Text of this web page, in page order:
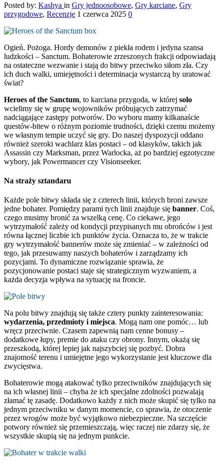
Posted by: Kashya in Gry jednoosobowe, Gry karciane, Gry
przygodowe, Recenzje 1 czerwca 2025 0
Ogień. Pożoga. Hordy demonów z piekła rodem i jedyna szansa
ludzkości – Sanctum. Bohaterowie zrzeszonych frakcji odpowiadają
na ostateczne wezwanie i stają do bitwy przeciwko siłom zła. Czy
ich duch walki, umiejętności i determinacja wystarczą by uratować
świat?
Heroes of the Sanctum, to karciana przygoda, w której solo
wcielimy się w grupę wojowników próbujących zatrzymać
nadciągające zastępy potworów. Do wyboru mamy kilkanaście
questów-bitew o różnym poziomie trudności, dzięki czemu możemy
we własnym tempie uczyć się gry. Do naszej dyspozycji oddano
również szeroki wachlarz klas postaci – od klasyków, takich jak
Assassin czy Marksman, przez Warlocka, aż po bardziej egzotyczne
wybory, jak Powermancer czy Visionseeker.
Na straży sztandaru
Każde pole bitwy składa się z czterech linii, których broni zawsze
jedne bohater. Pomiędzy parami tych linii znajduje się banner. Coś,
czego musimy bronić za wszelką cenę. Co ciekawe, jego
wytrzymałość zależy od kondycji przypisanych mu obrońców i jest
równa łącznej liczbie ich punktów życia. Oznacza to, że w trakcie
gry wytrzymałość bannerów może się zmieniać – w zależności od
tego, jak przesuwamy naszych bohaterów i zarządzamy ich
pozycjami. To dynamiczne rozwiązanie sprawia, że
pozycjonowanie postaci staje się strategicznym wyzwaniem, a
każda decyzja wpływa na sytuację na froncie.
Na polu bitwy znajdują się także cztery punkty zainteresowania:
wydarzenia, przedmioty i miejsca. Mogą nam one pomóc… lub
wręcz przeciwnie. Czasem zapewnią nam cenne bonusy –
dodatkowe łupy, premie do ataku czy obrony. Innym, okażą się
przeszkodą, której lepiej jak najszybciej się pozbyć. Dobra
znajomość terenu i umiejętne jego wykorzystanie jest kluczowe dla
zwycięstwa.
Bohaterowie mogą atakować tylko przeciwników znajdujących się
na ich własnej linii – chyba że ich specjalne zdolności pozwalają
złamać tę zasadę. Dodatkowo każdy z nich może skupić się tylko na
jednym przeciwniku w danym momencie, co sprawia, że otoczenie
przez wrogów może być wyjątkowo niebezpieczne. Na szczęście
potwory również się przemieszczają, więc raczej nie zdarzy się, że
wszystkie skupią się na jednym punkcie.